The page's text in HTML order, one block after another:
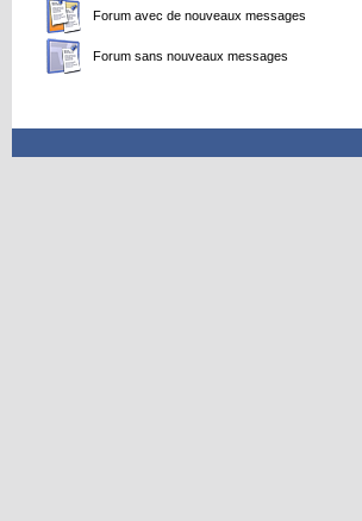
Forum avec de nouveaux messages
Forum sans nouveaux messages